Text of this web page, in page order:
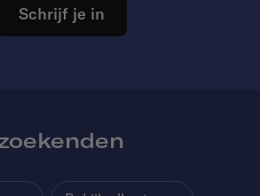
Schrijf je in